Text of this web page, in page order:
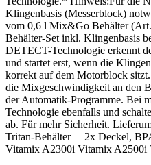
Klingenbasis (Messerblock)
vom 0,6 l Mix&Go Behälter
Behälter-Set inkl. Klingenbasis
DETECT-Technologie erkennt
und startet erst, wenn die
korrekt auf dem Motorblock
die Mixgeschwindigkeit an den
der Automatik-Programme. Bei
Technologie ebenfalls und
ab. Für mehr Sicherheit.
Tritan-Behälter 2x Deckel,
Vitamix A2300i Vitamix A2500i